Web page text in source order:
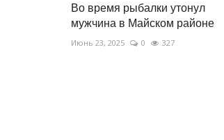
Во время рыбалки утонул
мужчина в Майском районе
Июнь 23, 2025 0 327